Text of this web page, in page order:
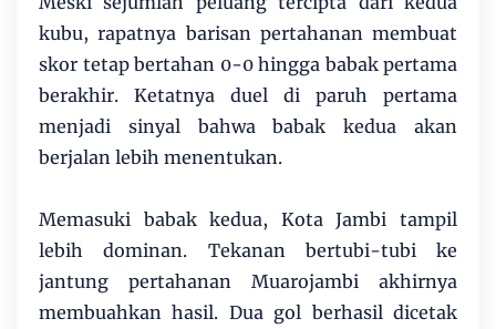
kubu, rapatnya barisan pertahanan membuat
skor tetap bertahan 0-0 hingga babak pertama
berakhir. Ketatnya duel di paruh pertama
menjadi sinyal bahwa babak kedua akan
berjalan lebih menentukan.
Memasuki babak kedua, Kota Jambi tampil
lebih dominan. Tekanan bertubi-tubi ke
jantung pertahanan Muarojambi akhirnya
membuahkan hasil. Dua gol berhasil dicetak